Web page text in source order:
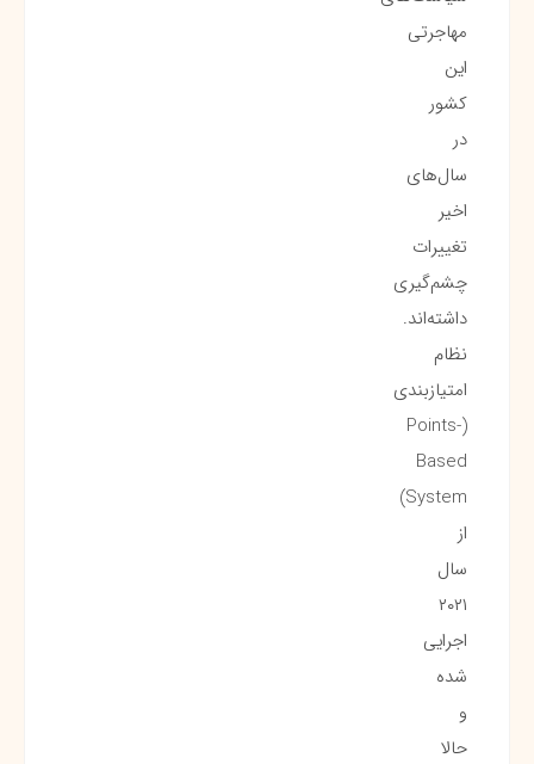
مهاجرتی
این
کشور
در
سال‌های
اخیر
تغییرات
چشم‌گیری
داشته‌اند.
نظام
امتیازبندی
(Points-
Based
System)
از
سال
۲۰۲۱
اجرایی
شده
و
حالا